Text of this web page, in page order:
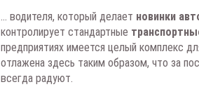
... водителя, который делает новинки
контролирует стандартные
предприятиях имеется целый комплекс
отлажена здесь таким образом, что за
всегда радуют.